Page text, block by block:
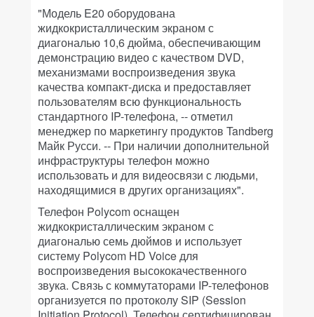
"Модель E20 оборудована
жидкокристаллическим экраном с
диагональю 10,6 дюйма, обеспечивающим
демонстрацию видео с качеством DVD,
механизмами воспроизведения звука
качества компакт-диска и предоставляет
пользователям всю функциональность
стандартного IP-телефона, -- отметил
менеджер по маркетингу продуктов Tandberg
Майк Русси. -- При наличии дополнительной
инфраструктуры телефон можно
использовать и для видеосвязи с людьми,
находящимися в других организациях".
Телефон Polycom оснащен
жидкокристаллическим экраном с
диагональю семь дюймов и использует
систему Polycom HD Voice для
воспроизведения высококачественного
звука. Связь с коммутаторами IP-телефонов
организуется по протоколу SIP (Session